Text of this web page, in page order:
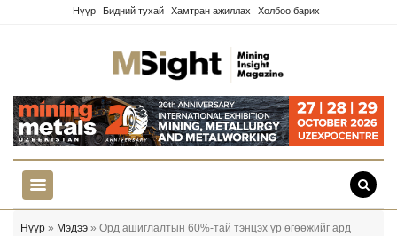
Нүүр Бидний тухай Хамтран ажиллах Холбоо барих
Нүүр » Мэдээ » Орд ашиглалтын 60%-тай тэнцэх үр өгөөжийг ард